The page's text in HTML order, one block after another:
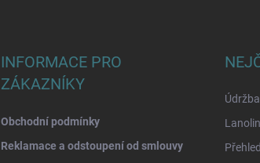
INFORMACE PRO
ZÁKAZNÍKY
Obchodní podmínky
Reklamace a odstoupení od smlouvy